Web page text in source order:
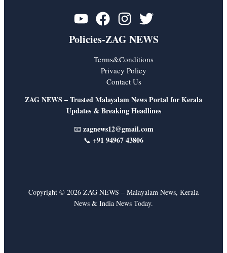
u
b
e
b
o
o
k
a
g
r
a
Policies-ZAG NEWS
Terms&Conditions
Privacy Policy
Contact Us
ZAG NEWS – Trusted Malayalam News Portal for Kerala
Updates & Breaking Headlines
📧 zagnews12@gmail.com
📞 +91 94967 43806
Copyright © 2026 ZAG NEWS – Malayalam News, Kerala
News & India News Today.